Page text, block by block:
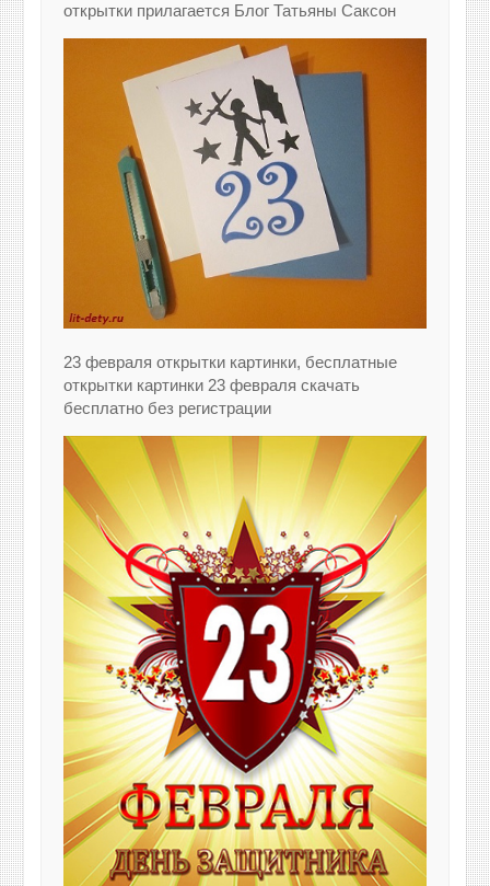
открытки прилагается Блог Татьяны Саксон
23 февраля открытки картинки, бесплатные
открытки картинки 23 февраля скачать
бесплатно без регистрации